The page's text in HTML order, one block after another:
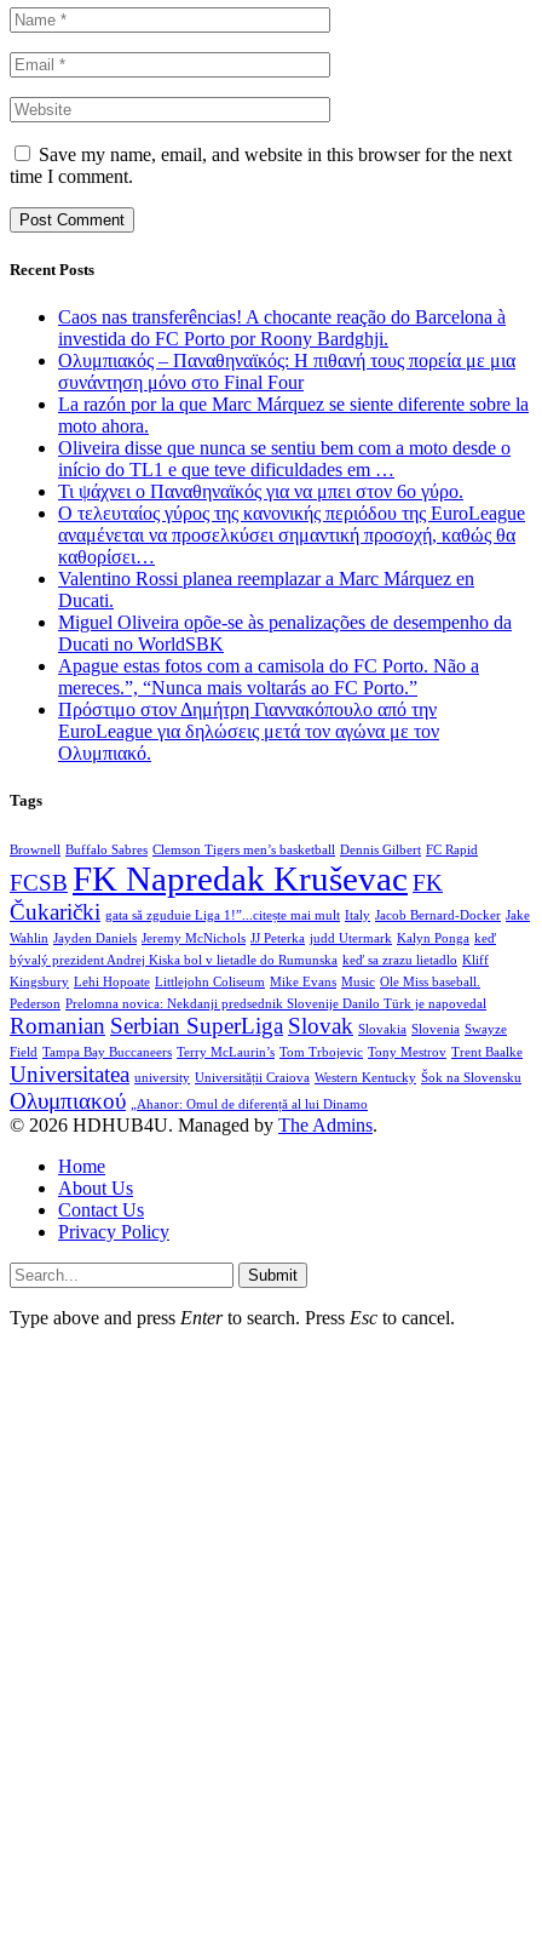
Save my name, email, and website in this browser for the next
time I comment.
Recent Posts
Caos nas transferências! A chocante reação do Barcelona à
investida do FC Porto por Roony Bardghji.
Ολυμπιακός – Παναθηναϊκός: Η πιθανή τους πορεία με μια
συνάντηση μόνο στο Final Four
La razón por la que Marc Márquez se siente diferente sobre la
moto ahora.
Oliveira disse que nunca se sentiu bem com a moto desde o
início do TL1 e que teve dificuldades em …
Τι ψάχνει ο Παναθηναϊκός για να μπει στον 6ο γύρο.
Ο τελευταίος γύρος της κανονικής περιόδου της EuroLeague
αναμένεται να προσελκύσει σημαντική προσοχή, καθώς θα
καθορίσει…
Valentino Rossi planea reemplazar a Marc Márquez en
Ducati.
Miguel Oliveira opõe-se às penalizações de desempenho da
Ducati no WorldSBK
Apague estas fotos com a camisola do FC Porto. Não a
mereces.”, “Nunca mais voltarás ao FC Porto.”
Πρόστιμο στον Δημήτρη Γιαννακόπουλο από την
EuroLeague για δηλώσεις μετά τον αγώνα με τον
Ολυμπιακό.
Tags
Brownell Buffalo Sabres Clemson Tigers men’s basketball Dennis Gilbert FC Rapid
FCSB FK Napredak Kruševac FK
Čukarički gata să zguduie Liga 1!”...citește mai mult Italy Jacob Bernard-Docker Jake
Wahlin Jayden Daniels Jeremy McNichols JJ Peterka judd Utermark Kalyn Ponga keď
bývalý prezident Andrej Kiska bol v lietadle do Rumunska keď sa zrazu lietadlo Kliff
Kingsbury Lehi Hopoate Littlejohn Coliseum Mike Evans Music Ole Miss baseball.
Pederson Prelomna novica: Nekdanji predsednik Slovenije Danilo Türk je napovedal
Romanian Serbian SuperLiga Slovak Slovakia Slovenia Swayze
Field Tampa Bay Buccaneers Terry McLaurin’s Tom Trbojevic Tony Mestrov Trent Baalke
Universitatea university Universității Craiova Western Kentucky Šok na Slovensku
Ολυμπιακού „Ahanor: Omul de diferență al lui Dinamo
© 2026 HDHUB4U. Managed by The Admins.
Home
About Us
Contact Us
Privacy Policy
Submit
Type above and press Enterto search. Press Esc to cancel.